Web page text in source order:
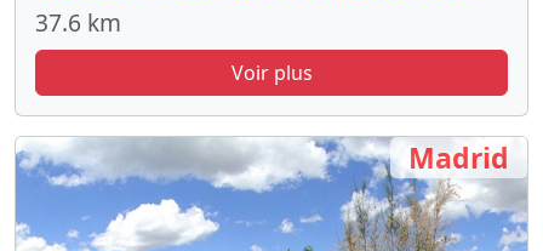
37.6 km
Voir plus
Madrid